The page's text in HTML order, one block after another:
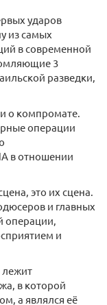
ударов
из самых
в современной
3
разведки,
о компромате.
операции
в отношении
это их сцена.
и главных
операции,
и
лежит
в которой
а являлся её